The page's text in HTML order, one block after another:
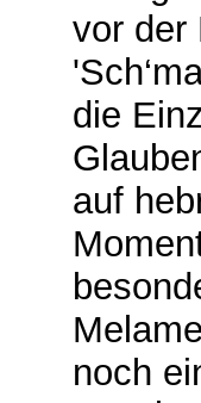
vor der
die
auf
noch